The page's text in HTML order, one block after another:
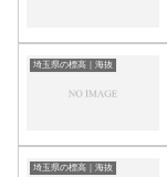
埼玉県の標高｜海抜
埼玉県の標高｜海抜